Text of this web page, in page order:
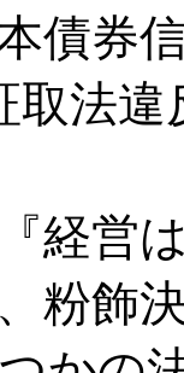
債券
取法
経営
粉飾